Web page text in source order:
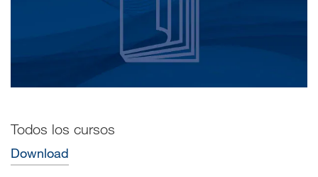
Todos los cursos
Download